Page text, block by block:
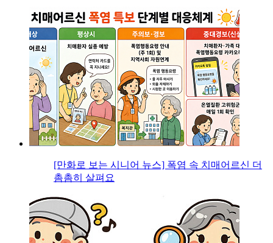
[만화로 보는 시니어 뉴스] 폭염 속 치매어르신 더
촘촘히 살펴요